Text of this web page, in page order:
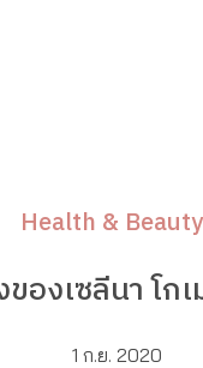
Health & Beauty
องเซลีนา โก
1 ก.ย. 2020